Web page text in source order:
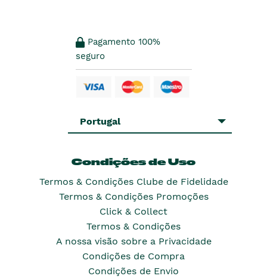
Pagamento 100%
seguro
Portugal
Condições de Uso
Termos & Condições Clube de Fidelidade
Termos & Condições Promoções
Click & Collect
Termos & Condições
A nossa visão sobre a Privacidade
Condições de Compra
Condições de Envio